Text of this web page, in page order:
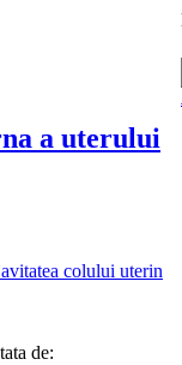
a uterului
colului uterin
de: